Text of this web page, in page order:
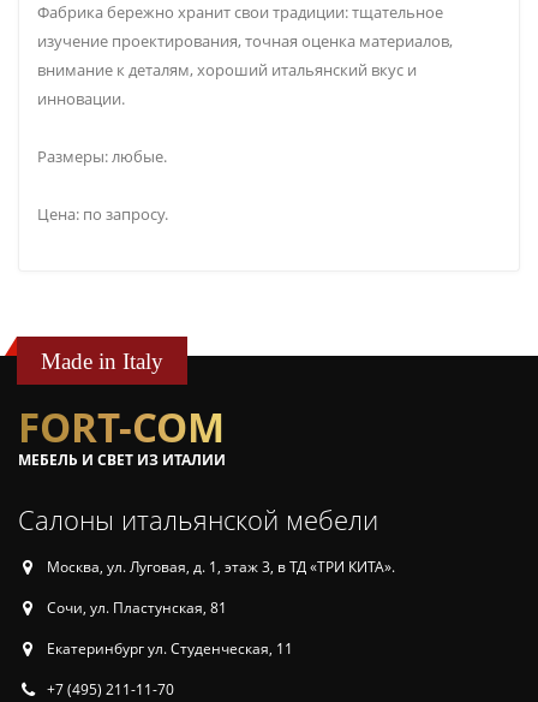
Фабрика бережно хранит свои традиции: тщательное
изучение проектирования, точная оценка материалов,
внимание к деталям, хороший итальянский вкус и
инновации.
Размеры: любые.
Цена: по запросу.
Made in Italy
FORT-COM
МЕБЕЛЬ И СВЕТ ИЗ ИТАЛИИ
Салоны итальянской мебели
Москва, ул. Луговая, д. 1, этаж 3, в ТД «ТРИ КИТА».
Сочи, ул. Пластунская, 81
Екатеринбург ул. Студенческая, 11
+7 (495) 211-11-70